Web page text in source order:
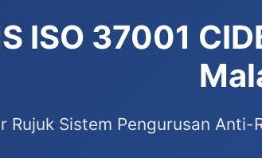
ISO 37001
Rujuk Sistem Pengurusan